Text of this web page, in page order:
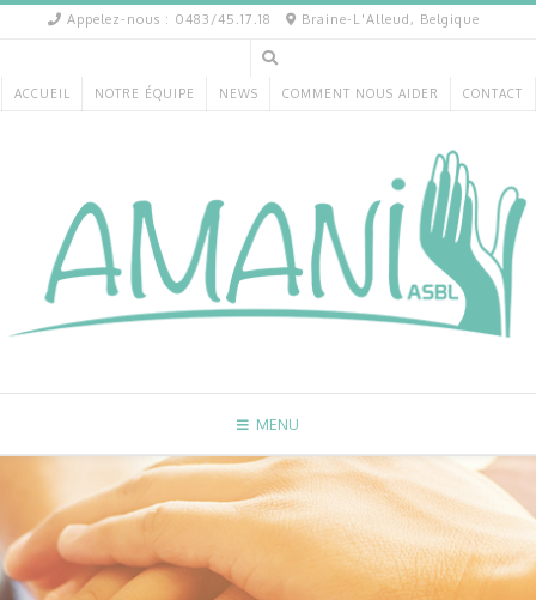
Appelez-nous : 0483/45.17.18 Braine-L'Alleud, Belgique
ACCUEIL NOTRE ÉQUIPE NEWS COMMENT NOUS AIDER CONTACT
MENU